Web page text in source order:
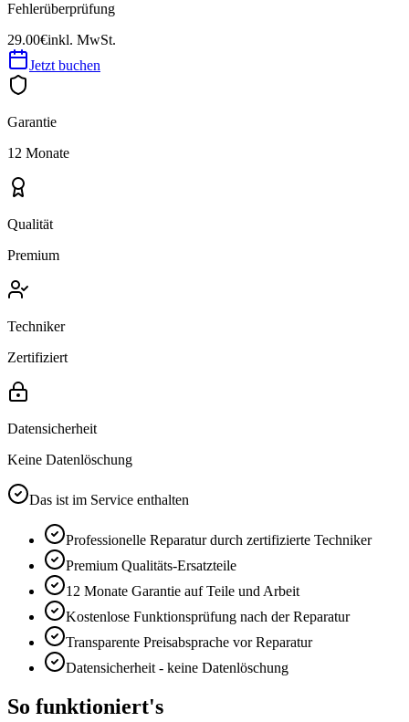
Fehlerüberprüfung
29.00€inkl. MwSt.
Jetzt buchen
Garantie
12 Monate
Qualität
Premium
Techniker
Zertifiziert
Datensicherheit
Keine Datenlöschung
Das ist im Service enthalten
Professionelle Reparatur durch zertifizierte Techniker
Premium Qualitäts-Ersatzteile
12 Monate Garantie auf Teile und Arbeit
Kostenlose Funktionsprüfung nach der Reparatur
Transparente Preisabsprache vor Reparatur
Datensicherheit - keine Datenlöschung
So funktioniert's